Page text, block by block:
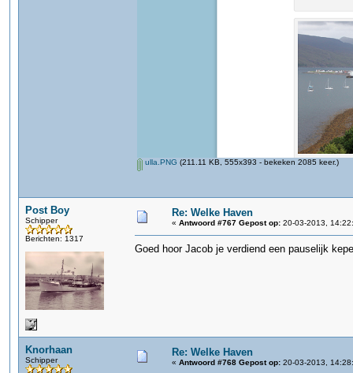
ulla.PNG (211.11 KB, 555x393 - bekeken 2085 keer.)
Post Boy
Schipper
Berichten: 1317
Re: Welke Haven
« Antwoord #767 Gepost op: 20-03-2013,
Goed hoor Jacob je verdiend een pauselijk
Knorhaan
Schipper
Re: Welke Haven
« Antwoord #768 Gepost op: 20-03-2013,